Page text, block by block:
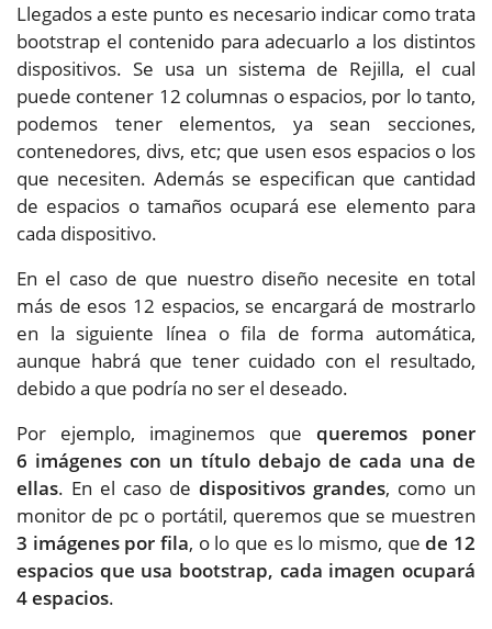
Llegados a este punto es necesario indicar como trata
bootstrap el contenido para adecuarlo a los distintos
dispositivos. Se usa un sistema de Rejilla, el cual
puede contener 12 columnas o espacios, por lo tanto,
podemos tener elementos, ya sean secciones,
contenedores, divs, etc; que usen esos espacios o los
que necesiten. Además se especifican que cantidad
de espacios o tamaños ocupará ese elemento para
cada dispositivo.
En el caso de que nuestro diseño necesite en total
más de esos 12 espacios, se encargará de mostrarlo
en la siguiente línea o fila de forma automática,
aunque habrá que tener cuidado con el resultado,
debido a que podría no ser el deseado.
Por ejemplo, imaginemos que queremos poner
6 imágenes con un título debajo de cada una de
ellas. En el caso de dispositivos grandes, como un
monitor de pc o portátil, queremos que se muestren
3 imágenes por fila, o lo que es lo mismo, quede 12
espacios que usa bootstrap, cada imagen ocupará
4 espacios.